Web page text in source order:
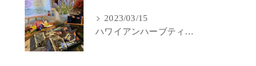
2023/03/15
ハワイアンハーブティー｜MahaLo Aloma Relaxation奈良